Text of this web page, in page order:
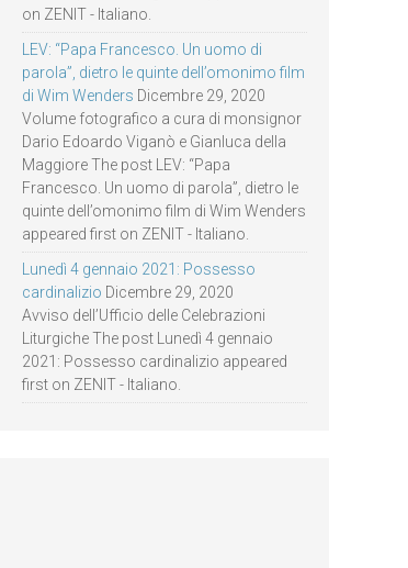
on ZENIT - Italiano.
LEV: “Papa Francesco. Un uomo di
parola”, dietro le quinte dell’omonimo film
di Wim Wenders Dicembre 29, 2020
Volume fotografico a cura di monsignor
Dario Edoardo Viganò e Gianluca della
Maggiore The post LEV: “Papa
Francesco. Un uomo di parola”, dietro le
quinte dell’omonimo film di Wim Wenders
appeared first on ZENIT - Italiano.
Lunedì 4 gennaio 2021: Possesso
cardinalizio Dicembre 29, 2020
Avviso dell’Ufficio delle Celebrazioni
Liturgiche The post Lunedì 4 gennaio
2021: Possesso cardinalizio appeared
first on ZENIT - Italiano.